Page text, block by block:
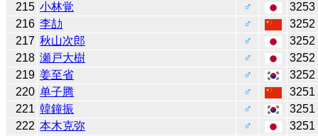
215 小林覚 ♂
3253
216 李劼 ♂
3252
217 秋山次郎 ♂
3252
218 瀬戸大樹 ♂
3252
219 姜至省 ♂
3252
220 单子腾 ♂
3251
221 韓鐘振 ♂
3251
222 本木克弥 ♂
3251